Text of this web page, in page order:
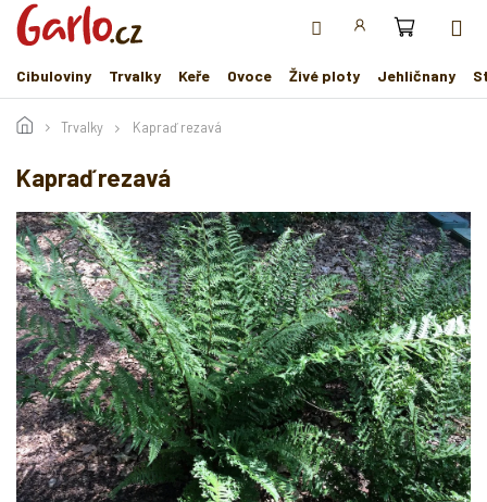
Přejít
obsah
Cibuloviny
Trvalky Keře Ovoce Živé ploty Jehličnany
Trvalky Kapraď rezavá
Kapraď rezavá